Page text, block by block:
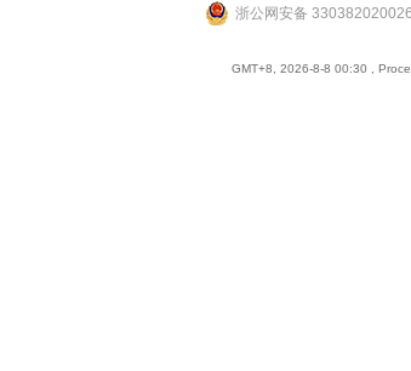
浙公网安备
GMT+8, 2026-8-8 00:30 ,